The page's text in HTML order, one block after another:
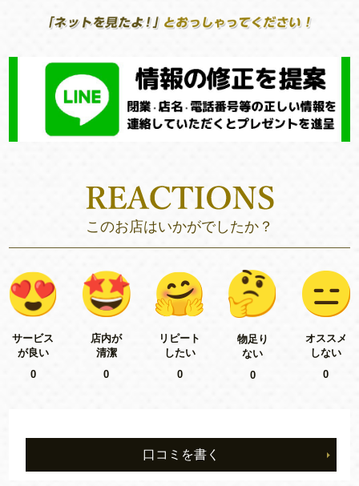
このお店はいかがでしたか？
サービス
が良い
0
店内が
清潔
0
リピート
したい
0
物足り
ない
0
オススメ
しない
0
口コミを書く